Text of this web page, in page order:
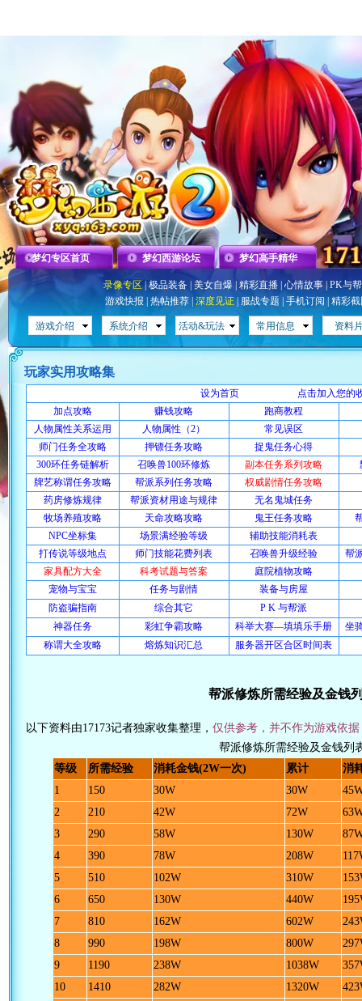
梦幻专区首页 梦幻西游论坛 梦幻高手精华
录像专区| 极品装备 美女自爆 精彩直播 心情故事 PK与
游戏快报
热帖推荐 深度见证 服战专题 手机订阅 精彩
游戏介绍 系统介绍 活动&玩法 常用信息 资料
玩家实用攻略集
设为首页
点击加入您的
加点攻略
赚钱攻略
跑商教程
人物属性关系运用
人物属性（2）
常见误区
师门任务全攻略
押镖任务攻略
捉鬼任务心得
300环任务链解析
召唤兽100环修炼 副本任务系列攻略
牌艺称谓任务攻略
帮派系列任务攻略
权威剧情任务攻略
药房修炼规律
帮派资材用途与规律
无名鬼城任务
牧场养殖攻略
天命攻略攻略 鬼王任务攻略
NPC坐标集
场景满经验等级
辅助技能消耗表
打传说等级地点
师门技能花费列表 召唤兽升级经验
帮
家具配方大全
科考试题与答案
庭院植物攻略
宠物与宝宝
任务与剧情
装备与房屋
防盗骗指南
综合其它
P K 与帮派
神器任务
彩虹争霸攻略 科举大赛—填填乐手册
坐
称谓大全攻略
熔炼知识汇总 服务器开区合区时间表
帮派修炼所需经验及金钱
以下资料由17173记者独家收集整理， 仅供参考，并不作为游戏依据
帮派修炼所需经验及金钱列
等级
所需经验 消耗金钱(2W一次) 累计
消
1
150 30W 30W
2
210 42W 72W
3
290 58W 130W
4
390 78W 208W
5
510 102W 310W
6
650 130W 440W
7
810 162W 602W
8
990 198W 800W
9
1190 238W 1038W
10
1410 282W 1320W